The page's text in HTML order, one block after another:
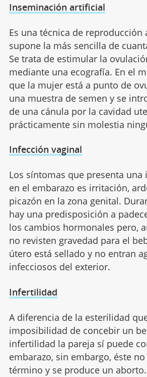
Inseminación artificial
Es una técnica de reproducción
supone la más sencilla de
Se trata de estimular la
mediante una ecografía. En el
que la mujer está a punto de
una muestra de semen y se
de una cánula por la cavidad
prácticamente sin molestia
Infección vaginal
Los síntomas que presenta una
en el embarazo es irritación,
picazón en la zona genital.
hay una predisposición a
los cambios hormonales pero,
no revisten gravedad para el
útero está sellado y no entran
infecciosos del exterior.
Infertilidad
A diferencia de la esterilidad
imposibilidad de concebir un
infertilidad la pareja sí puede
embarazo, sin embargo, éste
término y se produce un